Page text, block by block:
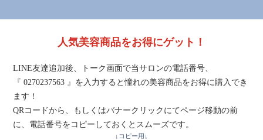
人気美容商品をお得にゲット！
LINE友達追加後、トーク画面で当サロンの電話番号、
『 0270237563 』を入力すると憧れの美容商品をお得に購入でき
ます！
QRコードから、もしくはバナークリックにてページ移動の前
に、電話番号をコピーしておくとスムーズです。
↓コピー用↓